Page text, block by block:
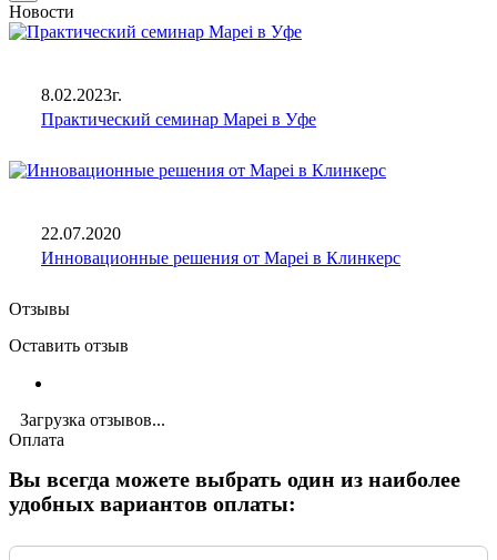
Новости
8.02.2023г.
Практический семинар Mapei в Уфе
22.07.2020
Инновационные решения от Mapei в Клинкерс
Отзывы
Оставить отзыв
Загрузка отзывов...
Оплата
Вы всегда можете выбрать один из наиболее
удобных вариантов оплаты: